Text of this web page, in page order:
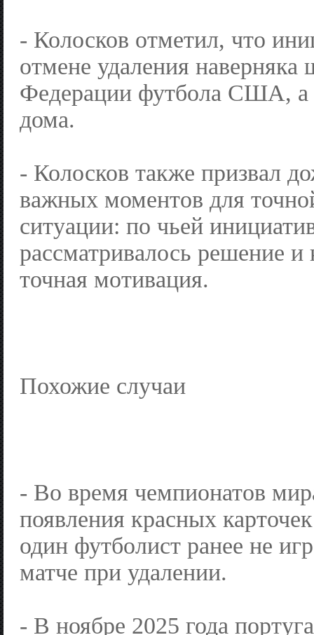
- Колосков отметил, что
отмене удаления наверняка
Федерации футбола США, а
дома.
- Колосков также призвал
важных моментов для
ситуации: по чьей
рассматривалось решение и
точная мотивация.
Похожие случаи
- Во время чемпионатов
появления красных
один футболист ранее не
матче при удалении.
- В ноябре 2025 года